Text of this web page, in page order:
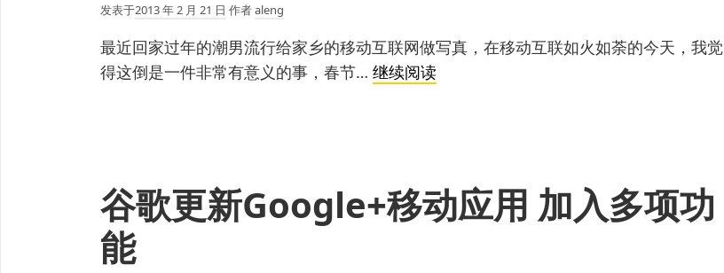
应
用
发表于2013 年 2 月 21 日 作者aleng
最近回家过年的潮男流行给家乡的移动互联网做写真，在移动互联如火如荼的今天，我觉
得这倒是一件非常有意义的事，春节… 继续阅读
移
动
谷歌更新Google+移动应用 加入多项功
能